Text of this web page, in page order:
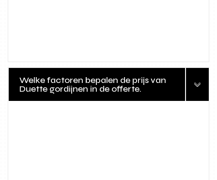
Welke factoren bepalen de prijs van
Duette gordijnen in de offerte.